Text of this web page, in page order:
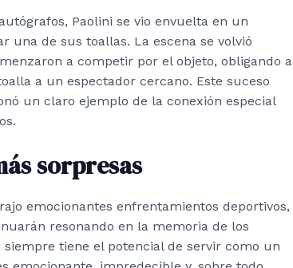
Paolini se vio envuelta en un
una de sus toallas. La escena se volvió
a competir por el objeto, obligando a
a un espectador cercano. Este suceso
un claro ejemplo de la conexión especial
sorpresas
emocionantes enfrentamientos deportivos,
resonando en la memoria de los
tiene el potencial de servir como un